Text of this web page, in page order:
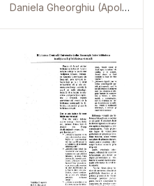
Daniela Gheorghiu (Apolozan)